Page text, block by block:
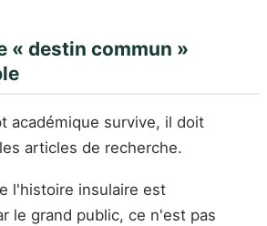
« destin commun »
académique survive, il doit
articles de recherche.
l'histoire insulaire est
le grand public, ce n'est pas